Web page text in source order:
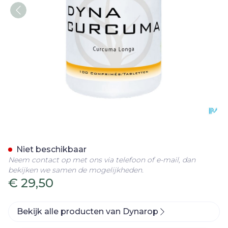
€ 29,50
Niet beschikbaar
Neem contact op met ons via telefoon of e-mail, dan
bekijken we samen de mogelijkheden.
Bekijk alle producten van Dynarop